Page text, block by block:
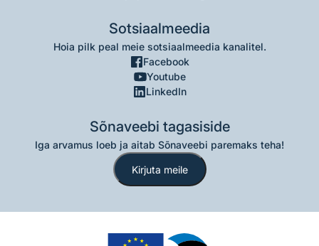
Sotsiaalmeedia
Hoia pilk peal meie sotsiaalmeedia kanalitel.
Facebook
Youtube
LinkedIn
Sõnaveebi tagasiside
Iga arvamus loeb ja aitab Sõnaveebi paremaks teha!
Kirjuta meile